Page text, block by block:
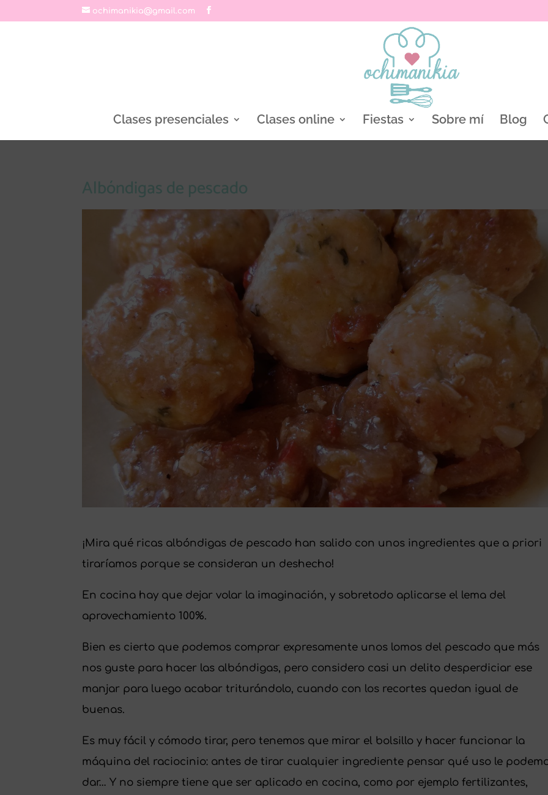
ochimanikia@gmail.com
Clases presenciales Clases online Fiestas Sobre mí Blog
Albóndigas de pescado
¡Mira qué ricas albóndigas de pescado han salido con unos ingredientes que a priori
tiraríamos porque se consideran un deshecho!
En cocina hay que dejar volar la imaginación, y sobretodo aplicarse el lema del
aprovechamiento 100%.
Bien es cierto que podemos comprar expresamente unos lomos del pescado que más
nos guste para hacer las albóndigas, pero considero casi un delito desperdiciar ese
manjar para luego acabar triturándolo, cuando con los recortes quedan igual de
buenas.
Es muy fácil y cómodo tirar, pero tenemos que mirar el bolsillo y hacer funcionar la
máquina del raciocinio: antes de tirar cualquier ingrediente pensar qué uso le
dar… Y no siempre tiene que ser aplicado en cocina, como por ejemplo fertilizantes,